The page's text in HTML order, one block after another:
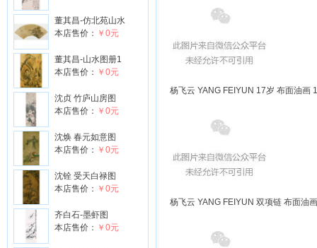
董其昌-仿北苑山水
本店售价： ￥0元
董其昌-山水图册1
本店售价： ￥0元
沈贞 竹庐山房图
本店售价： ￥0元
沈焕 春元如意图
本店售价： ￥0元
沈铨 受天白禄图
本店售价： ￥0元
齐白石-墨虾图
本店售价： ￥0元
杨飞云 YANG FEIYUN 17岁 布面油画
杨飞云 YANG FEIYUN 双项链 布面油